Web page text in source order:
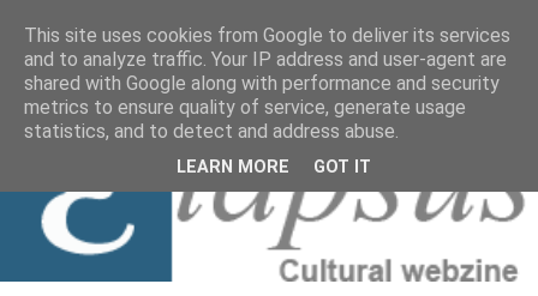
≡ Elapsus
This site uses cookies from Google to deliver its services
and to analyze traffic. Your IP address and user-agent are
shared with Google along with performance and security
metrics to ensure quality of service, generate usage
statistics, and to detect and address abuse.
LEARN MORE GOT IT